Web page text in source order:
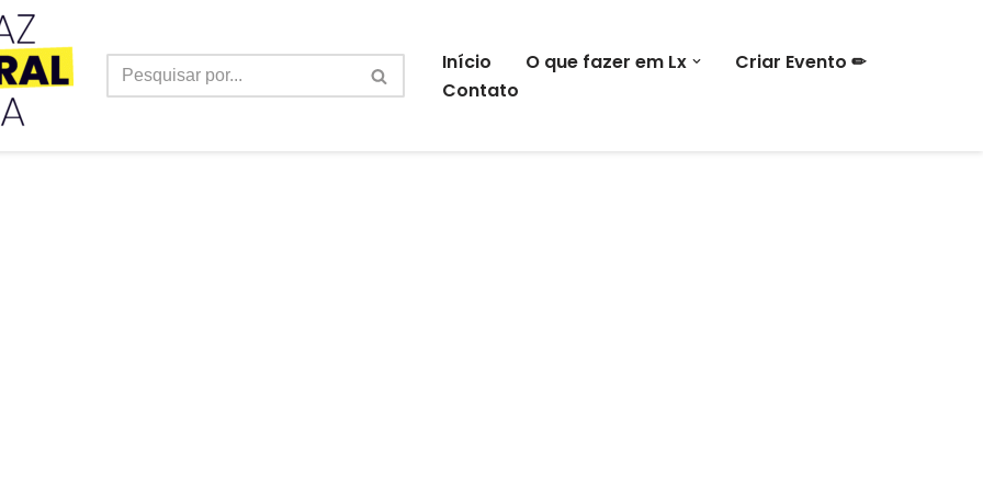
Início O que fazer em Lx
Criar Evento ✏
Contato